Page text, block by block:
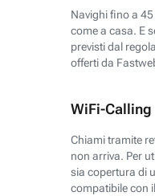
Navighi fino a
come a casa. E
previsti dal
offerti da
WiFi-Calling
Chiami tramite
non arriva. Per
sia copertura di
compatibile con